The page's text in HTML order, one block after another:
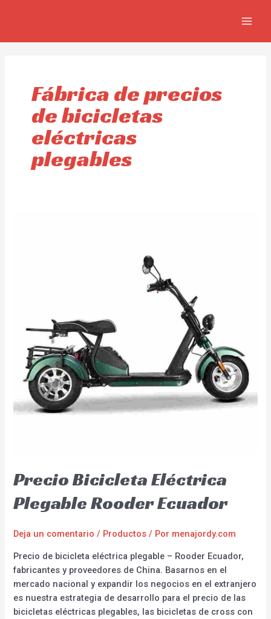
Fábrica de precios
de bicicletas
eléctricas
plegables
Precio Bicicleta Eléctrica
Plegable Rooder Ecuador
Deja un comentario / Productos / Por menajordy.com
Precio de bicicleta eléctrica plegable – Rooder Ecuador,
fabricantes y proveedores de China. Basarnos en el
mercado nacional y expandir los negocios en el extranjero
es nuestra estrategia de desarrollo para el precio de las
bicicletas eléctricas plegables, las bicicletas de cross con